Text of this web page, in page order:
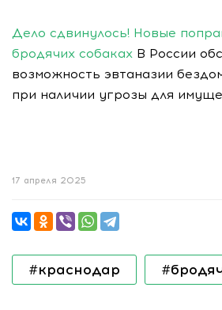
Дело сдвинулось! Новые
бродячих собаках В России
возможность эвтаназии
при наличии угрозы для
17 апреля 2025
#краснодар